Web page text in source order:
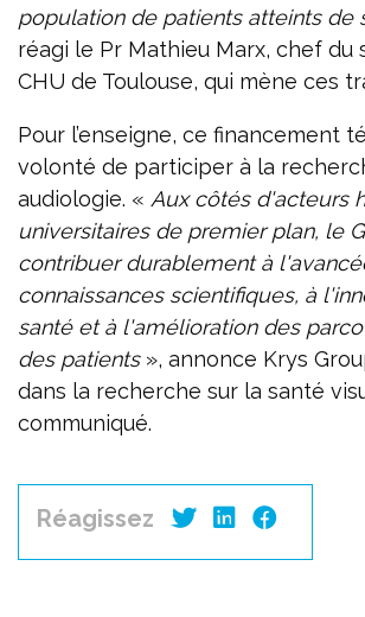
population de patients atteints de
réagi le Pr Mathieu Marx, chef du
CHU de Toulouse, qui mène ces
Pour l’enseigne, ce financement
volonté de participer à la
audiologie. « Aux côtés d'acteurs
universitaires de premier plan, le
contribuer durablement à
connaissances scientifiques, à
santé et à l'amélioration des
des patients», annonce Krys
dans la recherche sur la santé
communiqué.
Réagissez